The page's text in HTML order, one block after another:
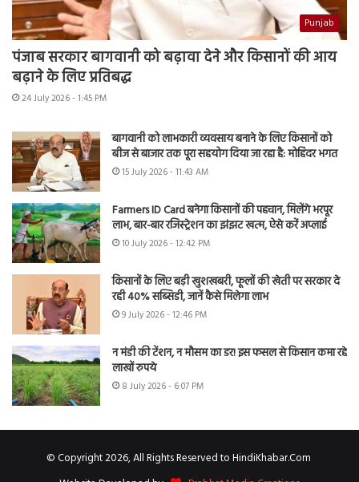
Punjab
पंजाब सरकार बागवानी को बढ़ावा देने और किसानों की आय
बढ़ाने के लिए प्रतिबद्ध
24 July 2026 - 1:45 PM
बागवानी को लाभकारी व्यवसाय बनाने के लिए किसानों को
बीज से बाजार तक पूरा सहयोग दिया जा रहा है: मोहिंदर भगत
15 July 2026 - 11:43 AM
Farmers ID Card बनेगा किसानों की पहचान, मिलेंगे भरपूर
लाभ, बार-बार रजिस्ट्रेशन का झंझट खत्म, ऐसे करें अप्लाई
10 July 2026 - 12:42 PM
किसानों के लिए बड़ी खुशखबरी, फूलों की खेती पर सरकार दे
रही 40% सब्सिडी, जानें कैसे मिलेगा लाभ
9 July 2026 - 12:46 PM
न मंडी की टेंशन, न मौसम का डर! इस फसल से किसान कमा रहे
लाखों रुपये
8 July 2026 - 6:07 PM
© Copyright 2026, All Rights Reserved to HindiKhabar.Com